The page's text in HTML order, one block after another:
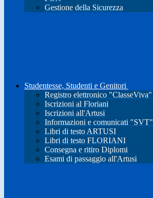
Gestione della Sicurezza
Studentesse, Studenti e Genitori
Registro elettronico "ClasseViva"
Iscrizioni al Floriani
Iscrizioni all'Artusi
Informazioni e comunicati "SVT"
Libri di testo ARTUSI
Libri di testo FLORIANI
Consegna e ritiro Diplomi
Esami di passaggio all'Artusi